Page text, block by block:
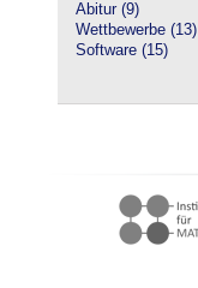
Abitur (9)
Wettbewerbe (13)
Software (15)